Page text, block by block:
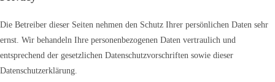
Die Betreiber dieser Seiten nehmen den Schutz Ihrer persönlichen Daten sehr
ernst. Wir behandeln Ihre personenbezogenen Daten vertraulich und
entsprechend der gesetzlichen Datenschutzvorschriften sowie dieser
Datenschutzerklärung.